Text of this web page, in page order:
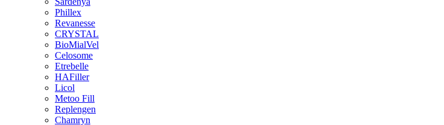
Phillex
Revanesse
CRYSTAL
BioMialVel
Celosome
Etrebelle
HAFiller
Licol
Metoo Fill
Replengen
Chamryn